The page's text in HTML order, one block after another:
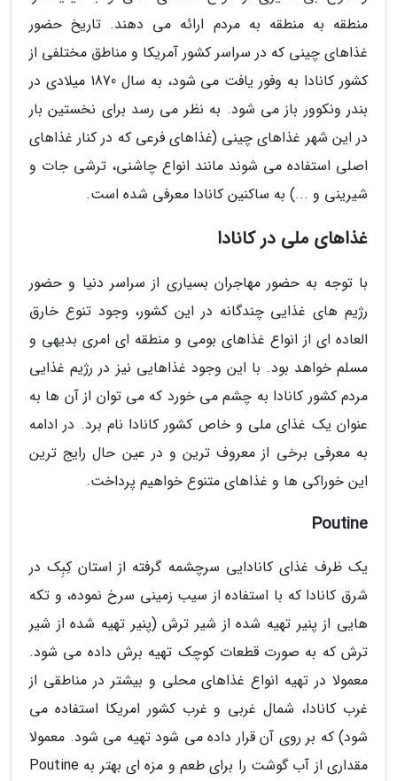
منطقه به منطقه به مردم ارائه می دهند. تاریخ حضور
غذاهای چینی که در سراسر کشور آمریکا و مناطق مختلفی از
کشور کانادا به وفور یافت می شود، به سال 1870 میلادی در
بندر ونکوور باز می شود. به نظر می رسد برای نخستین بار
در این شهر غذاهای چینی (غذاهای فرعی که در کنار غذاهای
اصلی استفاده می شوند مانند انواع چاشنی، ترشی جات و
شیرینی و ...) به ساکنین کانادا معرفی شده است.
غذاهای ملی در کانادا
با توجه به حضور مهاجران بسیاری از سراسر دنیا و حضور
رژیم های غذایی چندگانه در این کشور، وجود تنوع خارق
العاده ای از انواع غذاهای بومی و منطقه ای امری بدیهی و
مسلم خواهد بود. با این وجود غذاهایی نیز در رژیم غذایی
مردم کشور کانادا به چشم می خورد که می توان از آن ها به
عنوان یک غذای ملی و خاص کشور کانادا نام برد. در ادامه
به معرفی برخی از معروف ترین و در عین حال رایج ترین
این خوراکی ها و غذاهای متنوع خواهیم پرداخت.
Poutine
یک ظرف غذای کانادایی سرچشمه گرفته از استان کِبِک در
شرق کانادا که با استفاده از سیب زمینی سرخ نموده، و تکه
هایی از پنیر تهیه شده از شیر ترش (پنیر تهیه شده از شیر
ترش که به صورت قطعات کوچک تهیه برش داده می شود.
معمولا در تهیه انواع غذاهای محلی و بیشتر در مناطقی از
غرب کانادا، شمال غربی و غرب کشور امریکا استفاده می
شود) که بر روی آن قرار داده می شود تهیه می شود. معمولا
مقداری از آب گوشت را برای طعم و مزه ای بهتر به Poutine